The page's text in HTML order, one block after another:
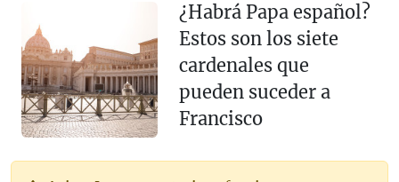
¿Habrá Papa español?
Estos son los siete
cardenales que
pueden suceder a
Francisco